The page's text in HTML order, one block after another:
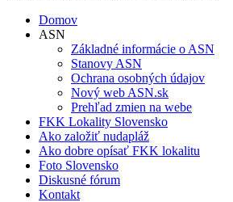
Domov
ASN
Základné informácie o ASN
Stanovy ASN
Ochrana osobných údajov
Nový web ASN.sk
Prehľad zmien na webe
FKK Lokality Slovensko
Ako založiť nudapláž
Ako dobre opísať FKK lokalitu
Foto Slovensko
Diskusné fórum
Kontakt